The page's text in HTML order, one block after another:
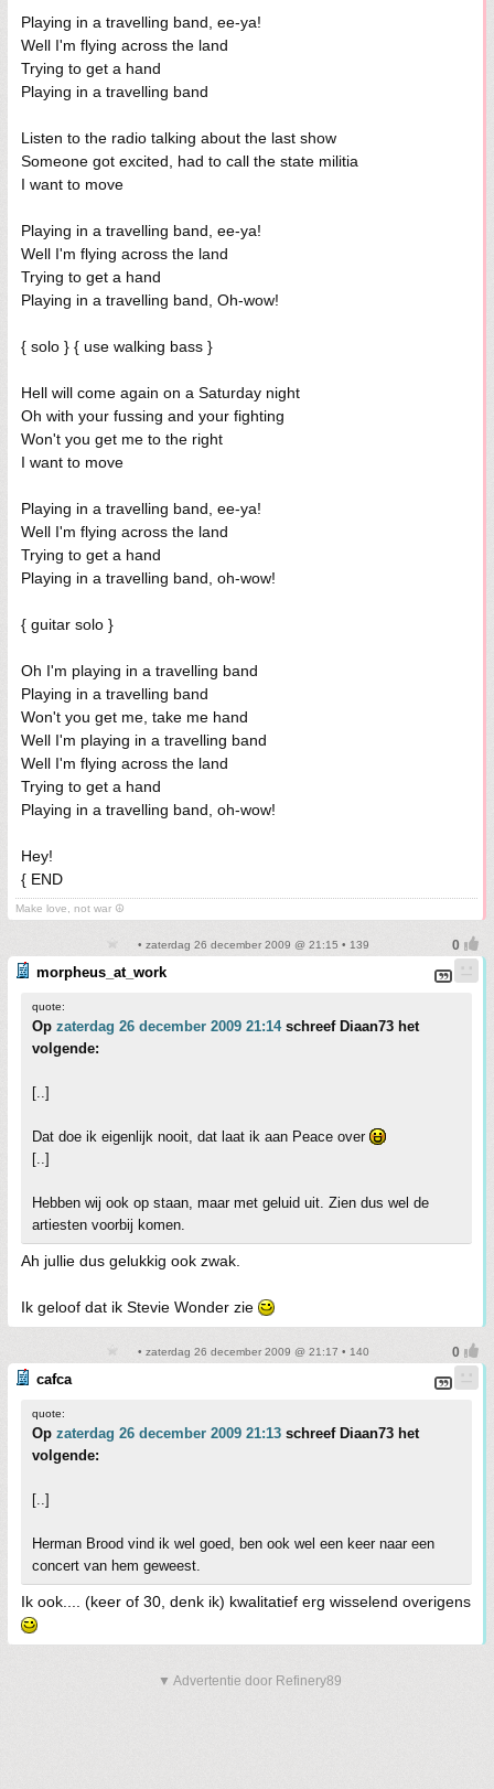
Playing in a travelling band, ee-ya!
Well I'm flying across the land
Trying to get a hand
Playing in a travelling band
Listen to the radio talking about the last show
Someone got excited, had to call the state militia
I want to move
Playing in a travelling band, ee-ya!
Well I'm flying across the land
Trying to get a hand
Playing in a travelling band, Oh-wow!
{ solo } { use walking bass }
Hell will come again on a Saturday night
Oh with your fussing and your fighting
Won't you get me to the right
I want to move
Playing in a travelling band, ee-ya!
Well I'm flying across the land
Trying to get a hand
Playing in a travelling band, oh-wow!
{ guitar solo }
Oh I'm playing in a travelling band
Playing in a travelling band
Won't you get me, take me hand
Well I'm playing in a travelling band
Well I'm flying across the land
Trying to get a hand
Playing in a travelling band, oh-wow!
Hey!
{ END
Make love, not war ☮
• zaterdag 26 december 2009 @ 21:15 • 139
morpheus_at_work
quote:
Op zaterdag 26 december 2009 21:14schreef Diaan73 het
volgende:
[..]
Dat doe ik eigenlijk nooit, dat laat ik aan Peace over
[..]
Hebben wij ook op staan, maar met geluid uit. Zien dus wel de
artiesten voorbij komen.
Ah jullie dus gelukkig ook zwak.
Ik geloof dat ik Stevie Wonder zie
• zaterdag 26 december 2009 @ 21:17 • 140
cafca
quote:
Op zaterdag 26 december 2009 21:13 schreef Diaan73 het
volgende:
[..]
Herman Brood vind ik wel goed, ben ook wel een keer naar een
concert van hem geweest.
Ik ook.... (keer of 30, denk ik) kwalitatief erg wisselend overigens
▼ Advertentie door Refinery89